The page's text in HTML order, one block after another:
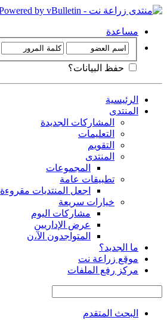
مساعدة
حفظ البيانات؟
الرئيسية
المنتدى
المشاركات الجديدة
التعليمات
التقويم
المنتدى
المجموعات
تطبيقات عامة
اجعل المنتديات مقروءة
خيارات سريعة
مشاركات اليوم
عرض الإداريين
المتواجدون الآ،ن
ما الجديد؟
موقع زراعة نت
مركز رفع الملفات
البحث المتقدم